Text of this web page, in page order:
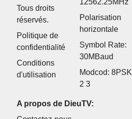
Tous droits
réservés.
Politique de
confidentialité
Conditions
d'utilisation
12562.25MHz
Polarisation
horizontale
Symbol Rate:
30MBaud
Modcod: 8PSK
2 3
A propos de DieuTV: